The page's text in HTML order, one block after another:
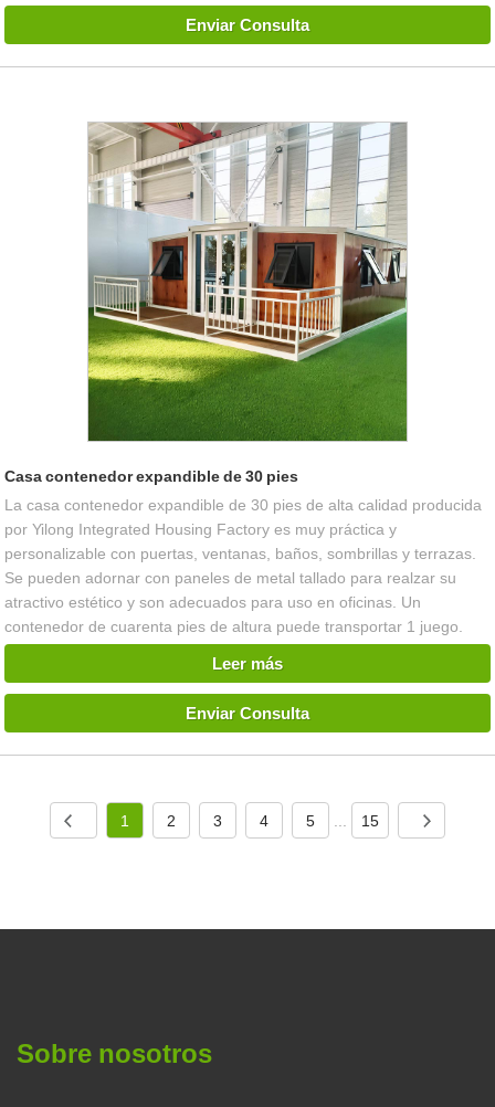
Enviar Consulta
Casa contenedor expandible de 30 pies
La casa contenedor expandible de 30 pies de alta calidad producida
por Yilong Integrated Housing Factory es muy práctica y
personalizable con puertas, ventanas, baños, sombrillas y terrazas.
Se pueden adornar con paneles de metal tallado para realzar su
atractivo estético y son adecuados para uso en oficinas. Un
contenedor de cuarenta pies de altura puede transportar 1 juego.
Leer más
Enviar Consulta
1 2 3 4 5 15
Sobre nosotros